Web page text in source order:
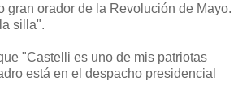
gran orador de la Revolución de Mayo.
silla".
"Castelli es uno de mis patriotas
está en el despacho presidencial